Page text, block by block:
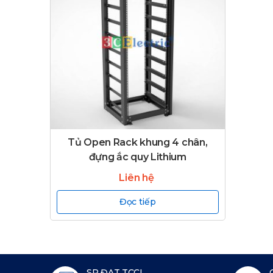
Tủ Open Rack khung 4 chân,
đựng ắc quy Lithium
Liên hệ
Đọc tiếp